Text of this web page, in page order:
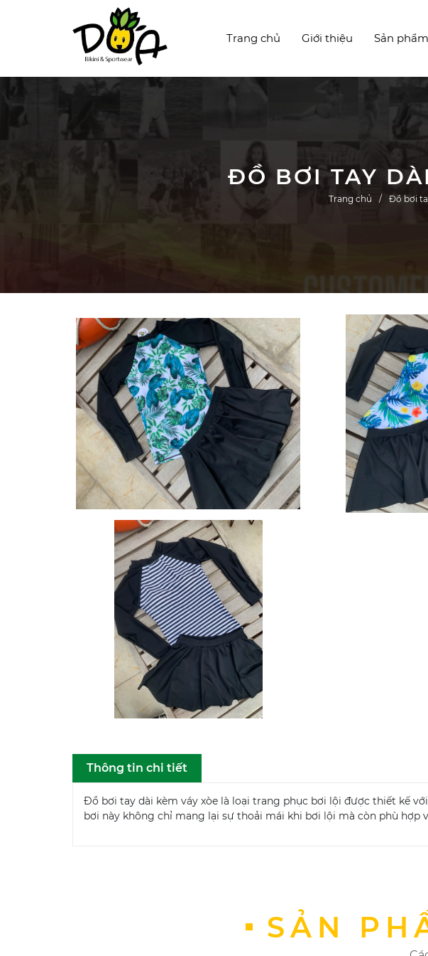
Trang chủ Giới thiệu Sản phẩm
ĐỒ BƠI TAY
Trang chủ Đồ bơi
Thông tin chi tiết
Đồ bơi tay dài kèm váy xòe là loại trang phục bơi lội được thiết kế
bơi này không chỉ mang lại sự thoải mái khi bơi lội mà còn phù
SẢN